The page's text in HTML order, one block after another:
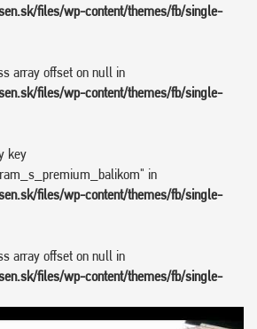
files/wp-content/themes/fb/single-
array offset on null in
files/wp-content/themes/fb/single-
key
in
files/wp-content/themes/fb/single-
array offset on null in
files/wp-content/themes/fb/single-